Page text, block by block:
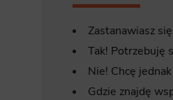
Zastanawiasz
Tak! Potrzebuję
Nie! Chcę
Gdzie znajdę